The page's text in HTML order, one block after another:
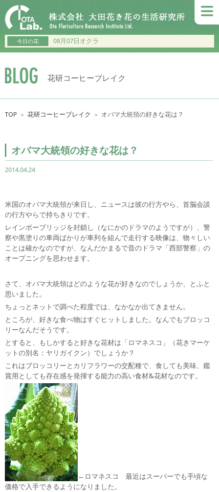
≡
今日の花 08月07日オクラ
花研コーヒーブレイク
TOP ＞ 花研コーヒーブレイク ＞ オバマ大統領の好きな花は？
オバマ大統領の好きな花は？
2014.04.24
米国のオバマ大統領が来日し、ニュースは彼の行方やら、首脳会談
の行方やらで持ちきりです。
レインボーブリッジを封鎖し（なにかのドラマのようですが）、警
察や黒塗りの車両ばかりが車列を組んで走行する映像は、物々しい
ことは確かなのですが、なんだかまるで昔のドラマ「西部警察」の
オープニングを思わせます。
さて、オバマ大統領はどのような花が好きなのでしょうか、とふと
思いました。
ちょっとネットで調べた程度では、なかなか出てきません。
ところが、好きな食べ物はすぐヒットしました。なんでもブロッコ
リーなんだそうです。
とすると、もしかすると好きな花材は「ロマネスコ」（花きマーケ
ットの別名：ヤリガイクン）でしょうか？
これはブロッコリーとカリフラワーの交配種で、食しても美味、鑑
賞用としても存在感を発揮する能力の高い食材&花材なのです。
←ロマネスコ 最近はスーパーでも手頃な
価格で入手できるようになりました。